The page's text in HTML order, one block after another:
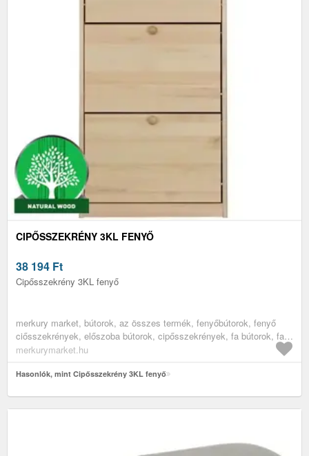
CIPŐSSZEKRÉNY 3KL FENYŐ
38 194 Ft
Cipősszekrény 3KL fenyő
merkury market, bútorok, az összes termék, fenyőbútorok, fenyő
ciősszekrények, előszoba bútorok, cipősszekrények, fa bútorok, fa
cipősszekrények
merkurymarket.hu
Hasonlók, mint Cipősszekrény 3KL fenyő